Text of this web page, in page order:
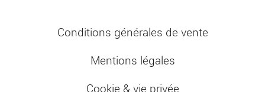
Conditions générales de vente
Mentions légales
Cookie & vie privée